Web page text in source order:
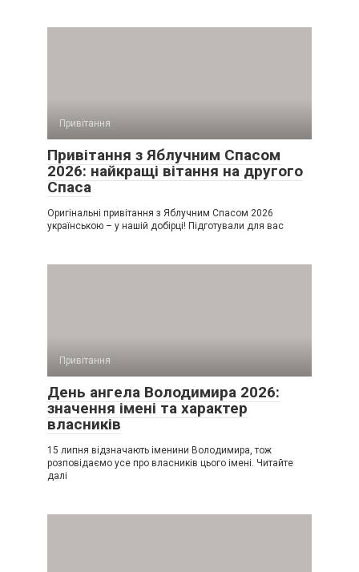
Привітання
Привітання з Яблучним Спасом
2026: найкращі вітання на другого
Спаса
Оригінальні привітання з Яблучним Спасом 2026
українською – у нашій добірці! Підготували для вас
Привітання
День ангела Володимира 2026:
значення імені та характер
власників
15 липня відзначають іменини Володимира, тож
розповідаємо усе про власників цього імені. Читайте
далі